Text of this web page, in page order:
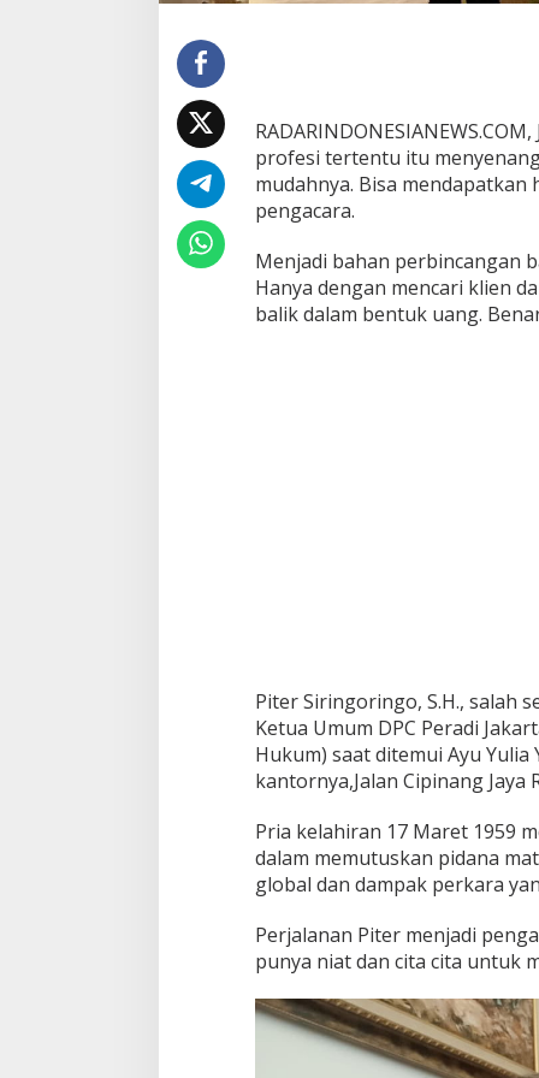
l
r
i
e
n
t
s
i
U
profesi tertentu itu
mudahnya. Bisa
pengacara.
Menjadi bahan perbincangan
Hanya dengan mencari klien
balik dalam bentuk uang.
Piter Siringoringo, S.H., salah
Ketua Umum DPC Peradi
Hukum) saat ditemui Ayu
kantornya,Jalan Cipinang
Pria kelahiran 17 Maret 1959
dalam memutuskan pidana
global dan dampak perkara
Perjalanan Piter menjadi
punya niat dan cita cita untuk